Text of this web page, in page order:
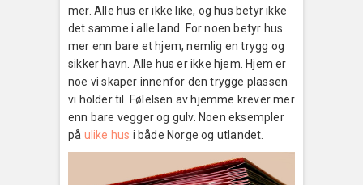
mer. Alle hus er ikke like, og hus betyr ikke
det samme i alle land. For noen betyr hus
mer enn bare et hjem, nemlig en trygg og
sikker havn. Alle hus er ikke hjem. Hjem er
noe vi skaper innenfor den trygge plassen
vi holder til. Følelsen av hjemme krever mer
enn bare vegger og gulv. Noen eksempler
på ulike hus i både Norge og utlandet.